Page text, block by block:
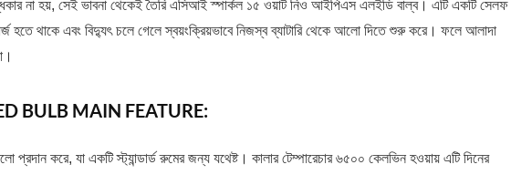
না হয়, সেই ভাবনা থেকেই তৈরি এসিআই স্পার্কল ১৫ ওয়াট নিও আইপিএস এলইডি বাল্ব। এটি একটি সেলফ
হতে থাকে এবং বিদ্যুৎ চলে গেলে স্বয়ংক্রিয়ভাবে নিজস্ব ব্যাটারি থেকে আলো দিতে শুরু করে। ফলে আলাদা
BULB MAIN FEATURE:
করে, যা একটি স্ট্যান্ডার্ড রুমের জন্য যথেষ্ট। কালার টেম্পারেচার ৬৫০০ কেলভিন হওয়ায় এটি দিনের